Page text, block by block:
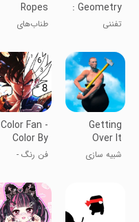
: Geometry
Arrow
تفننی
Ropes
طناب‌های
Getting
Over It
شبیه سازی
Color Fan -
Color By
Number
فن رنگ -
شماره